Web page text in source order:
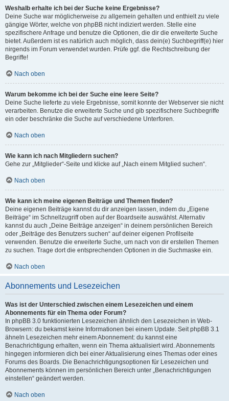
Weshalb erhalte ich bei der Suche keine Ergebnisse?
Deine Suche war möglicherweise zu allgemein gehalten und enthielt zu viele
gängige Wörter, welche von phpBB nicht indiziert werden. Stelle eine
spezifischere Anfrage und benutze die Optionen, die dir die erweiterte Suche
bietet. Außerdem ist es natürlich auch möglich, dass dein(e) Suchbegriff(e) hier
nirgends im Forum verwendet wurden. Prüfe ggf. die Rechtschreibung der
Begriffe!
Nach oben
Warum bekomme ich bei der Suche eine leere Seite?
Deine Suche lieferte zu viele Ergebnisse, somit konnte der Webserver sie nicht
verarbeiten. Benutze die erweiterte Suche und gib spezifischere Suchbegriffe
ein oder beschränke die Suche auf verschiedene Unterforen.
Nach oben
Wie kann ich nach Mitgliedern suchen?
Gehe zur „Mitglieder“-Seite und klicke auf „Nach einem Mitglied suchen“.
Nach oben
Wie kann ich meine eigenen Beiträge und Themen finden?
Deine eigenen Beiträge kannst du dir anzeigen lassen, indem du „Eigene
Beiträge“ im Schnellzugriff oben auf der Boardseite auswählst. Alternativ
kannst du auch „Deine Beiträge anzeigen“ in deinem persönlichen Bereich
oder „Beiträge des Benutzers suchen“ auf deiner eigenen Profilseite
verwenden. Benutze die erweiterte Suche, um nach von dir erstellen Themen
zu suchen. Trage dort die entsprechenden Optionen in die Suchmaske ein.
Nach oben
Abonnements und Lesezeichen
Was ist der Unterschied zwischen einem Lesezeichen und einem
Abonnements für ein Thema oder Forum?
In phpBB 3.0 funktionierten Lesezeichen ähnlich den Lesezeichen in Web-
Browsern: du bekamst keine Informationen bei einem Update. Seit phpBB 3.1
ähneln Lesezeichen mehr einem Abonnement: du kannst eine
Benachrichtigung erhalten, wenn ein Thema aktualisiert wird. Abonnements
hingegen informieren dich bei einer Aktualisierung eines Themas oder eines
Forums des Boards. Die Benachrichtigungsoptionen für Lesezeichen und
Abonnements können im persönlichen Bereich unter „Benachrichtigungen
einstellen“ geändert werden.
Nach oben